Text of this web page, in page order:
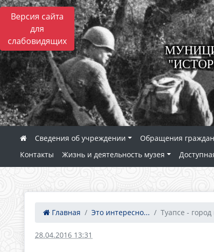
Версия сайта
для
слабовидящих
Сведения об учреждении Обращения граждан
Контакты
Жизнь и деятельность музея
Главная Это интересно... Туапсе - город
28.04.2016 13:31